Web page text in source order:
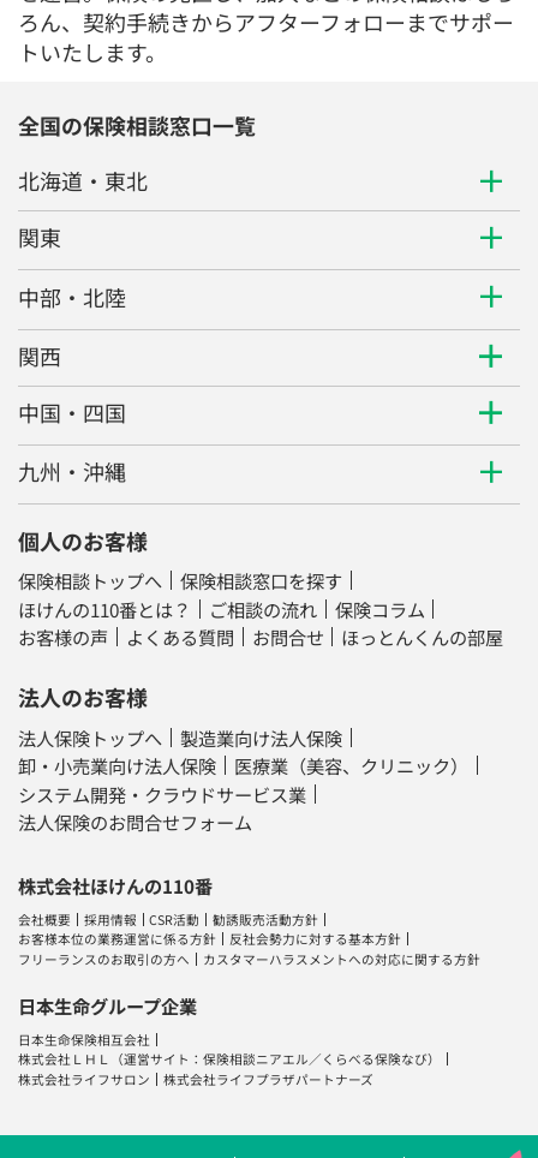
ろん、契約手続きからアフターフォローまでサポー
トいたします。
全国の保険相談窓口一覧
北海道・東北
関東
中部・北陸
関西
中国・四国
九州・沖縄
個人のお客様
保険相談トップへ
保険相談窓口を探す
ほけんの110番とは？
ご相談の流れ
保険コラム
お客様の声
よくある質問 お問合せ ほっとんくんの部屋
法人のお客様
法人保険トップへ
製造業向け法人保険
卸・小売業向け法人保険
医療業（美容、クリニック）
システム開発・クラウドサービス業
法人保険のお問合せフォーム
株式会社ほけんの110番
会社概要 採用情報 CSR活動
勧誘販売活動方針
お客様本位の業務運営に係る方針
反社会勢力に対する基本方針
フリーランスのお取引の方へ
カスタマーハラスメントへの対応に関する方針
日本生命グループ企業
日本生命保険相互会社
株式会社ＬＨＬ （運営サイト：保険相談ニアエル／ くらべる保険なび）
株式会社ライフサロン
株式会社ライフプラザパートナーズ